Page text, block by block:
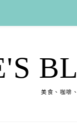
美食、咖啡